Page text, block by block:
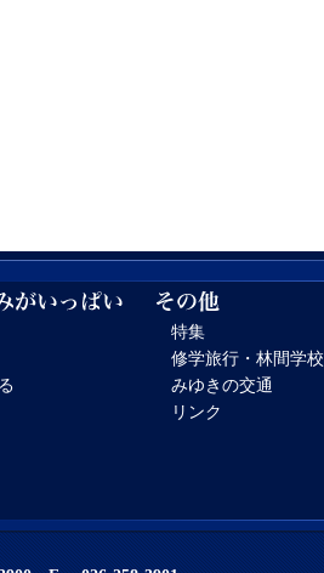
特集
修学旅行・林間学校
みゆきの交通
リンク